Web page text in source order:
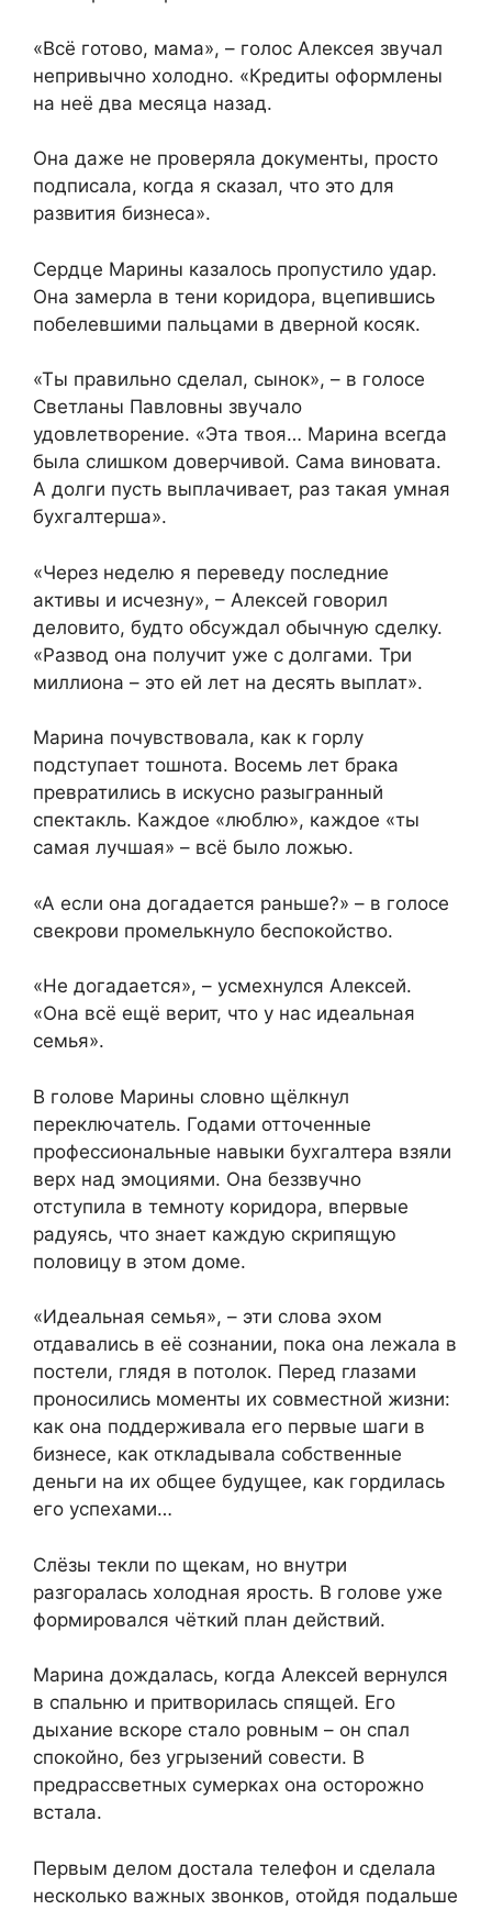
«Всё готово, мама», – голос Алексея звучал
непривычно холодно. «Кредиты оформлены
на неё два месяца назад.
Она даже не проверяла документы, просто
подписала, когда я сказал, что это для
развития бизнеса».
Сердце Марины казалось пропустило удар.
Она замерла в тени коридора, вцепившись
побелевшими пальцами в дверной косяк.
«Ты правильно сделал, сынок», – в голосе
Светланы Павловны звучало
удовлетворение. «Эта твоя… Марина всегда
была слишком доверчивой. Сама виновата.
А долги пусть выплачивает, раз такая умная
бухгалтерша».
«Через неделю я переведу последние
активы и исчезну», – Алексей говорил
деловито, будто обсуждал обычную сделку.
«Развод она получит уже с долгами. Три
миллиона – это ей лет на десять выплат».
Марина почувствовала, как к горлу
подступает тошнота. Восемь лет брака
превратились в искусно разыгранный
спектакль. Каждое «люблю», каждое «ты
самая лучшая» – всё было ложью.
«А если она догадается раньше?» – в голосе
свекрови промелькнуло беспокойство.
«Не догадается», – усмехнулся Алексей.
«Она всё ещё верит, что у нас идеальная
семья».
В голове Марины словно щёлкнул
переключатель. Годами отточенные
профессиональные навыки бухгалтера взяли
верх над эмоциями. Она беззвучно
отступила в темноту коридора, впервые
радуясь, что знает каждую скрипящую
половицу в этом доме.
«Идеальная семья», – эти слова эхом
отдавались в её сознании, пока она лежала в
постели, глядя в потолок. Перед глазами
проносились моменты их совместной жизни:
как она поддерживала его первые шаги в
бизнесе, как откладывала собственные
деньги на их общее будущее, как гордилась
его успехами…
Слёзы текли по щекам, но внутри
разгоралась холодная ярость. В голове уже
формировался чёткий план действий.
Марина дождалась, когда Алексей вернулся
в спальню и притворилась спящей. Его
дыхание вскоре стало ровным – он спал
спокойно, без угрызений совести. В
предрассветных сумерках она осторожно
встала.
Первым делом достала телефон и сделала
несколько важных звонков, отойдя подальше